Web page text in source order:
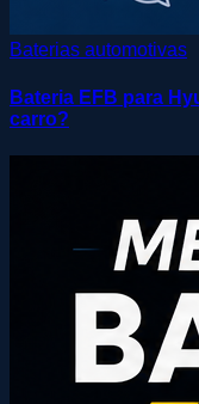
Baterias automotivas
Bateria EFB para
carro?